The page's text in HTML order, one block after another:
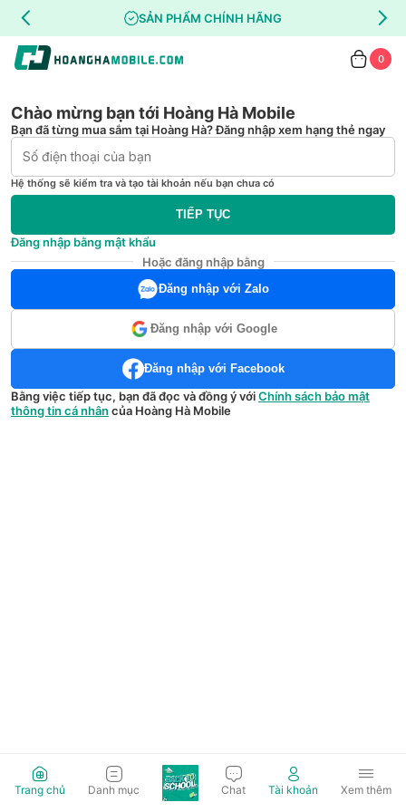
SẢN PHẨM CHÍNH HÃNG
0
Chào mừng bạn tới Hoàng Hà Mobile
Bạn đã từng mua sắm tại Hoàng Hà? Đăng nhập xem hạng thẻ ngay
Hệ thống sẽ kiểm tra và tạo tài khoản nếu bạn chưa có
TIẾP TỤC
Đăng nhập bằng mật khẩu
Hoặc đăng nhập bằng
Đăng nhập với Zalo
Đăng nhập với Google
Đăng nhập với Facebook
Bằng việc tiếp tục, bạn đã đọc và đồng ý vớiChính sách bảo mật
thông tin cá nhân của Hoàng Hà Mobile
Trang chủ Danh mục Chat Tài khoản Xem thêm